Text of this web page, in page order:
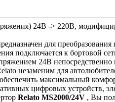
24В -> 220В,
для
подключается к бортовой
24В
незаменим для
максимальный
цифровых устройств,
Relato MS2000/24V , Вы